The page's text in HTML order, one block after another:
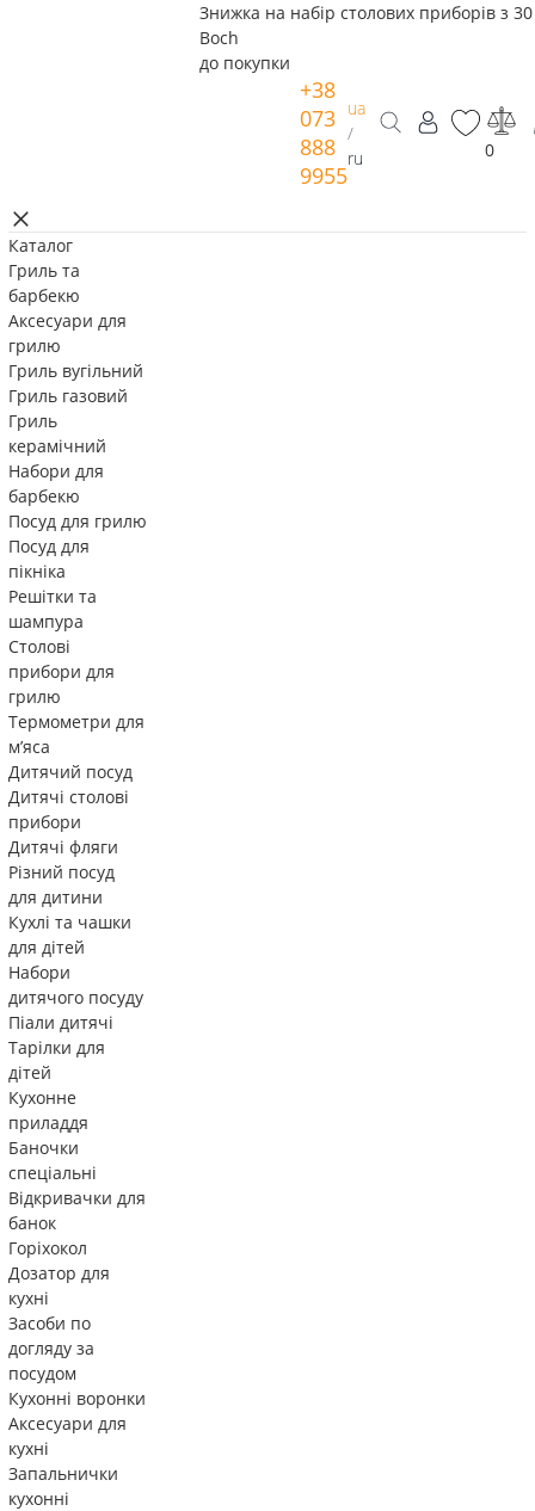
Знижка на набір столових приборів з
Boch
до покупки
+38
073
888
9955
ua
/
ru
0
Каталог
Гриль та
барбекю
Аксесуари для
грилю
Гриль вугільний
Гриль газовий
Гриль
керамічний
Набори для
барбекю
Посуд для грилю
Посуд для
пікніка
Решітки та
шампура
Столові
прибори для
грилю
Термометри для
м’яса
Дитячий посуд
Дитячі столові
прибори
Дитячі фляги
Різний посуд
для дитини
Кухлі та чашки
для дітей
Набори
дитячого посуду
Піали дитячі
Тарілки для
дітей
Кухонне
приладдя
Баночки
спеціальні
Відкривачки для
банок
Горіхокол
Дозатор для
кухні
Засоби по
догляду за
посудом
Кухонні воронки
Аксесуари для
кухні
Запальнички
кухонні